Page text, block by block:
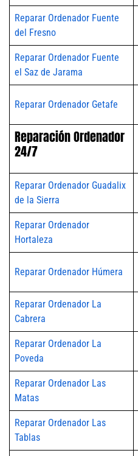
Reparar Ordenador Fuente
del Fresno
Reparar Ordenador Fuente
el Saz de Jarama
Reparar Ordenador Getafe
Reparación Ordenador
24/7
Reparar Ordenador Guadalix
de la Sierra
Reparar Ordenador
Hortaleza
Reparar Ordenador Húmera
Reparar Ordenador La
Cabrera
Reparar Ordenador La
Poveda
Reparar Ordenador Las
Matas
Reparar Ordenador Las
Tablas